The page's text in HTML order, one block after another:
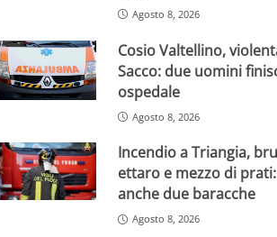
Agosto 8, 2026
Cosio Valtellino,
Sacco: due uomini
ospedale
Agosto 8, 2026
Incendio a Triangia,
ettaro e mezzo di
anche due baracche
Agosto 8, 2026